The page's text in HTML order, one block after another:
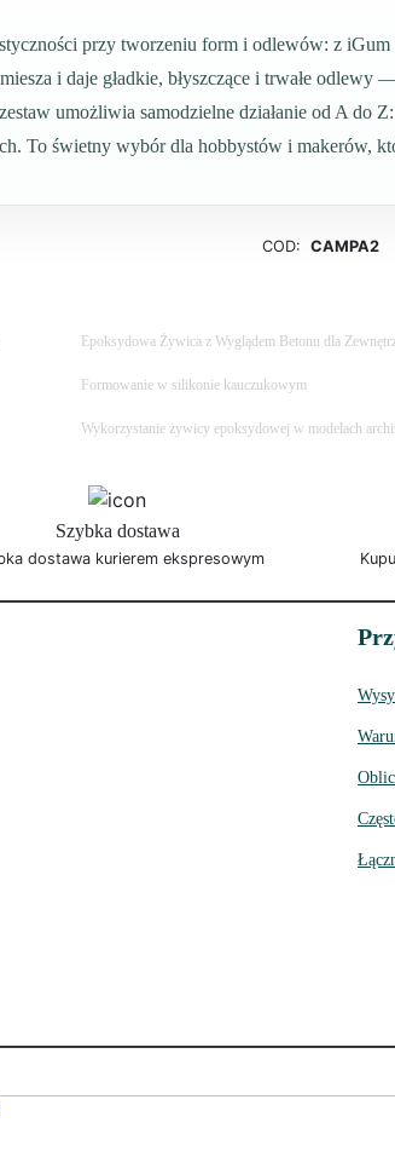
przy tworzeniu form i odlewów: z
i daje gładkie, błyszczące i trwałe
umożliwia samodzielne działanie od A
To świetny wybór dla hobbystów i makerów,
COD: CAMPA2
Epoksydowa Żywica z Wyglądem Betonu dla
Formowanie w silikonie kauczukowym
Wykorzystanie żywicy epoksydowej w modelach
Szybka dostawa
dostawa kurierem ekspresowym